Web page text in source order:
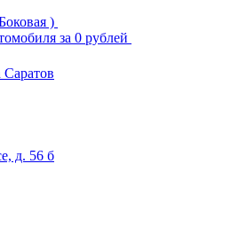
)
за 0 рублей
д. 56 б